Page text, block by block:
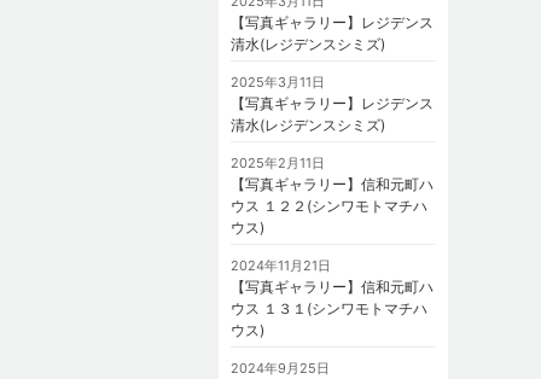
【写真ギャラリー】レジデンス
清水(レジデンスシミズ)
2025年3月11日
【写真ギャラリー】レジデンス
清水(レジデンスシミズ)
2025年2月11日
【写真ギャラリー】信和元町ハ
ウス １２２(シンワモトマチハ
ウス)
2024年11月21日
【写真ギャラリー】信和元町ハ
ウス １３１(シンワモトマチハ
ウス)
2024年9月25日